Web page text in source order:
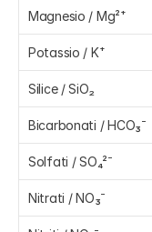
Magnesio / Mg²⁺
Potassio / K⁺
Silice / SiO₂
Bicarbonati / HCO₃⁻
Solfati / SO₄²⁻
Nitrati / NO₃⁻